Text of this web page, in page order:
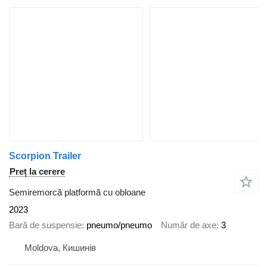
Scorpion Trailer
Preț la cerere
Semiremorcă platformă cu obloane
2023
Bară de suspensie pneumo/pneumo Număr de axe 3
Moldova, Кишинів